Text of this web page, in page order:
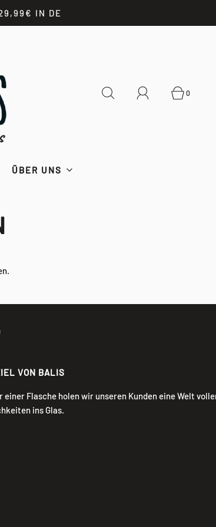
IN DE
0
ÜBER UNS
VON BALIS
einer Flasche holen wir unseren Kunden eine Welt
ins Glas.